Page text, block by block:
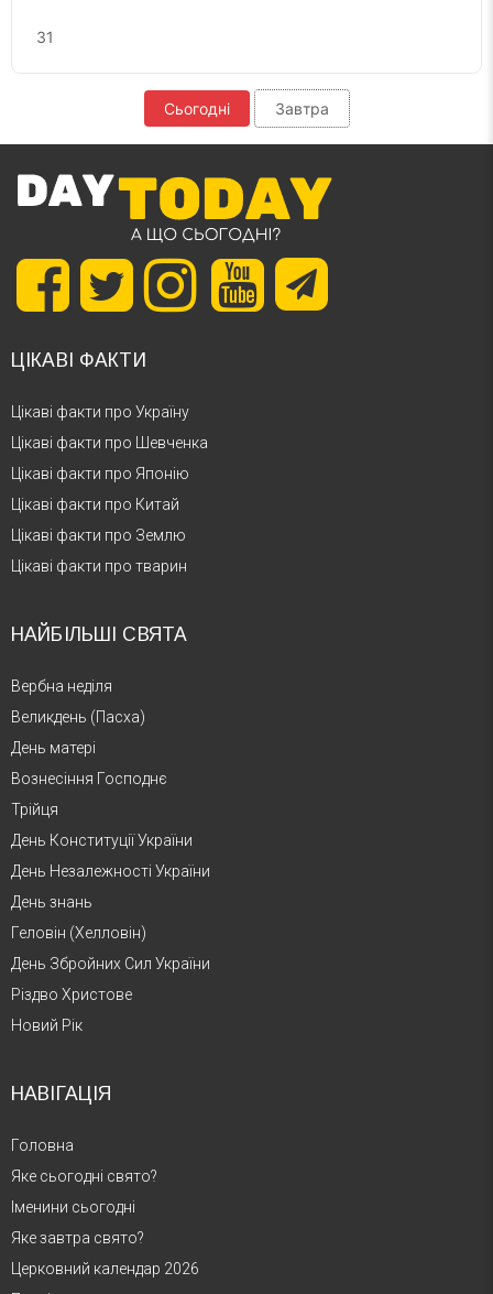
31
Сьогодні Завтра
ЦІКАВІ ФАКТИ
Цікаві факти про Україну
Цікаві факти про Шевченка
Цікаві факти про Японію
Цікаві факти про Китай
Цікаві факти про Землю
Цікаві факти про тварин
НАЙБІЛЬШІ СВЯТА
Вербна неділя
Великдень (Пасха)
День матері
Вознесіння Господнє
Трійця
День Конституції України
День Незалежності України
День знань
Геловін (Хелловін)
День Збройних Сил України
Різдво Христове
Новий Рік
НАВІГАЦІЯ
Головна
Яке сьогодні свято?
Іменини сьогодні
Яке завтра свято?
Церковний календар 2026